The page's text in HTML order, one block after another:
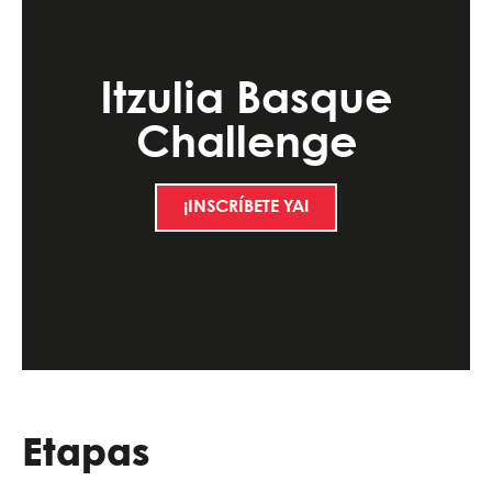
Itzulia Basque
Challenge
¡INSCRÍBETE YA!
Etapas